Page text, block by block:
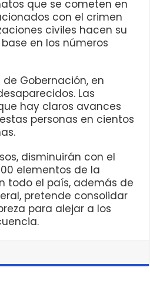
que se cometen en
con el crimen
civiles hacen su
en los números
Gobernación, en
Las
hay claros avances
personas en cientos
disminuirán con el
elementos de la
todo el país, además de
pretende consolidar
para alejar a los